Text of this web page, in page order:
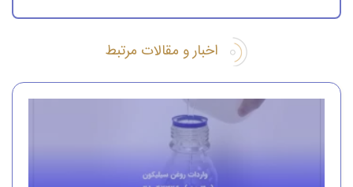
اخبار و مقالات مرتبط